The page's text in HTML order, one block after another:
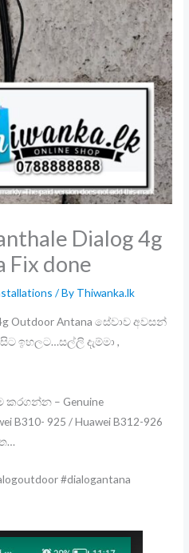
Dialog 4g
Fix done
/ By Thiwanka.lk
Outdoor Antana සේවාව අවසන්
ඉහලට…සල්ලි දැම්මා ,
කරගන්න – Genuine
925 / Huawei B312-926
#dialogantana